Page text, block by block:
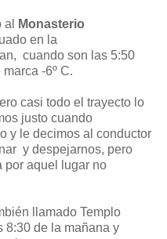
Monasterio
en la
cuando son las 5:50
-6º C.
casi todo el trayecto lo
justo cuando
y le decimos al conductor
y despejarnos, pero
por aquel lugar no
llamado Templo
8:30 de la mañana y